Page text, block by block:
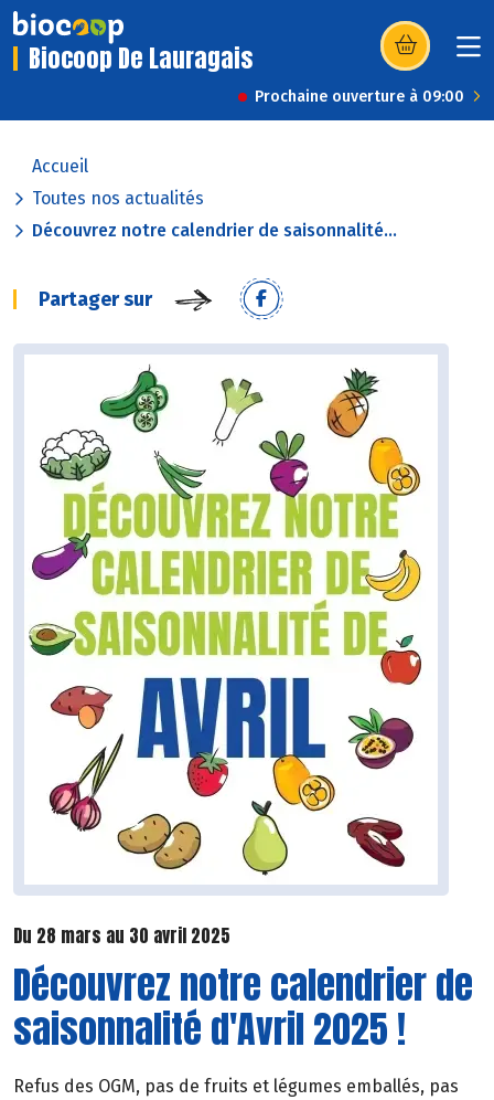
Biocoop De Lauragais (s’ouvre dans
Prochaine ouverture à 09:00
Accueil
Toutes nos actualités
Découvrez notre calendrier de saisonnalité...
Partager sur
Du 28 mars au 30 avril 2025
Découvrez notre calendrier de
saisonnalité d'Avril 2025 !
Refus des OGM, pas de fruits et légumes emballés, pas